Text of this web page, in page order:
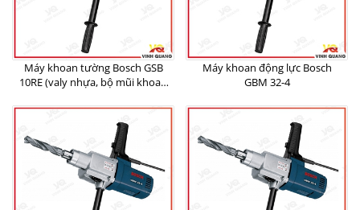
Máy khoan tường Bosch GSB
10RE (valy nhựa, bộ mũi khoan
Máy khoan động lực Bosch
GBM 32-4